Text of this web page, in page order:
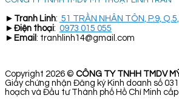
► Tranh Linh: 51 TRẦN NHÂN TÔN, P.9,
► Điện thoại: 0973 015 055
► Email : tranhlinh14@gmail.com
Copyright 2026 © CÔNG TY TNHH TMDV
Giấy chứng nhận Đăng ký Kinh doanh số
hoạch và Đầu tư Thành phố Hồ Chí Minh